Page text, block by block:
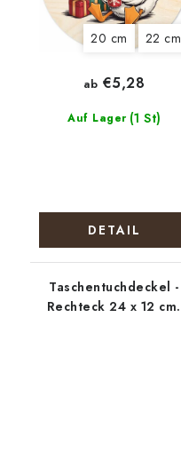
20 cm 22 cm
Auf Lager (1 St)
ab €5,28
DETAIL
Taschentuchdeckel -
Rechteck 24 x 12 cm,